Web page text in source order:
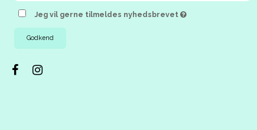
Jeg vil gerne tilmeldes nyhedsbrevet
Godkend